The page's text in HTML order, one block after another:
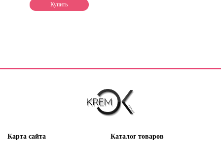
Купить
Карта сайта Каталог товаров